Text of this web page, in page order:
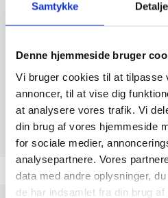
Samtykke
Denne hjemmeside bruger
Vi bruger cookies til at tilpasse
annoncer, til at vise dig
at analysere vores trafik. Vi
din brug af vores hjemmeside
for sociale medier,
analysepartnere. Vores
data med andre oplysninger,
de har indsamlet fra din brug af
MÆLK
GELATINE SVIN